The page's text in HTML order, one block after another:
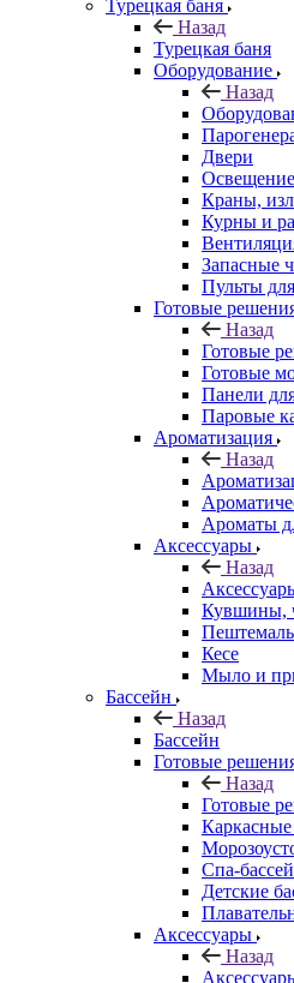
Турецкая баня
Назад
Турецкая баня
Оборудование
Назад
Двери
Освещение
Краны,
Курны и
Запасные
Пульты
Готовые
Назад
Готовые
Готовые
Панели
Паровые
Ароматизация
Назад
Ароматы
Аксессуары
Назад
Кувшины,
Пештемаль
Кесе
Мыло и
Бассейн
Назад
Бассейн
Готовые
Назад
Готовые
Спа-
Детские
Аксессуары
Назад